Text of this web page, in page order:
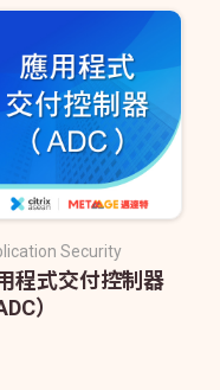
Security
程式交付控制器
）